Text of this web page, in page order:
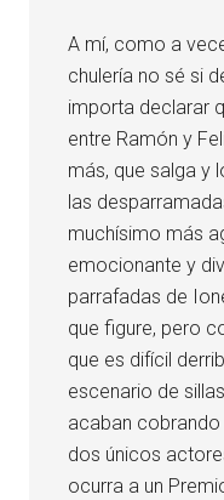
A mí, como a
chulería no sé si
importa declarar
entre Ramón y
más, que salga y
las
muchísimo más
emocionante y
parrafadas de
que figure, pero
que es difícil
escenario de
acaban
dos únicos
ocurra a un